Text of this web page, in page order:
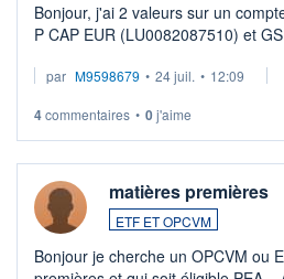
Bonjour, j'ai 2 valeurs sur un
P CAP EUR (LU0082087510) et
veux procéder à la vente, on me
par M9598679 • 24 juil. • 12:09
4commentaires • 0j'aime
matières premières
ETF ET OPCVM
Bonjour je cherche un OPCVM ou